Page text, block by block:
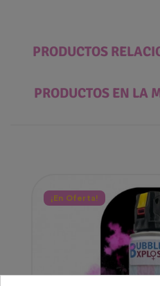
PRODUCTOS
PRODUCTOS EN LA
¡En Oferta!